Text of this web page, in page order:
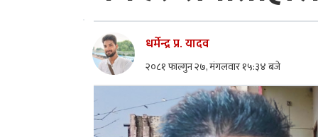
धर्मेन्द्र प्र. यादव
२०८१ फाल्गुन २७, मंगलवार १५:३४ बजे